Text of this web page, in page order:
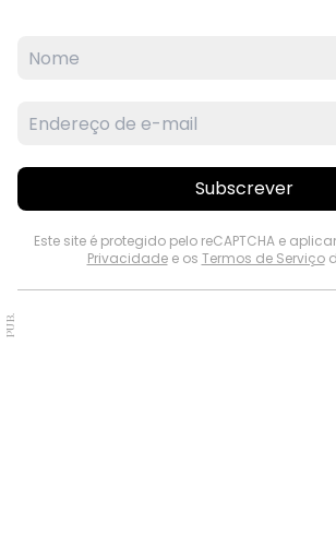
Subscrever
Este site é protegido pelo reCAPTCHA e
Privacidadee os Termos de Serviço
PUB.